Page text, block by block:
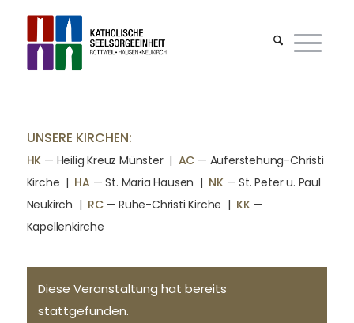
UNSERE KIRCHEN:
HK — Heilig Kreuz Münster | AC — Auferstehung-Christi
Kirche | HA — St. Maria Hausen | NK— St. Peter u. Paul
Neukirch | RC— Ruhe-Christi Kirche | KK—
Kapellenkirche
Diese Veranstaltung hat bereits
stattgefunden.